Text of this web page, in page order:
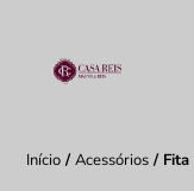
Início /Acessórios / Fita